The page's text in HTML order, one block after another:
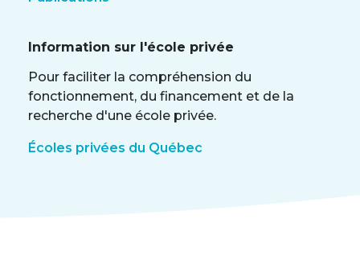
Information sur l'école privée
Pour faciliter la compréhension du
fonctionnement, du financement et de la
recherche d'une école privée.
Écoles privées du Québec